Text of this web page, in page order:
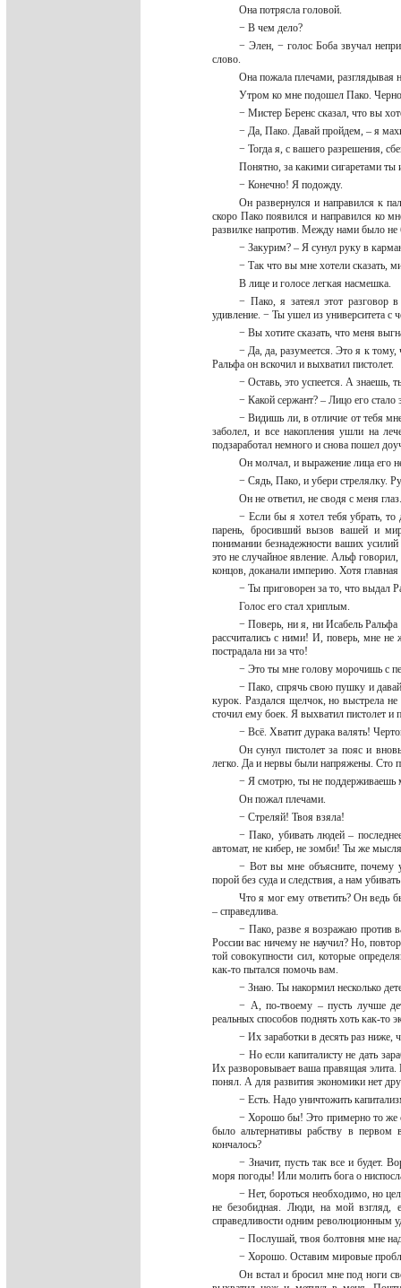
Она потрясла головой.
− В чем дело?
− Элен, − голос Боба звучал
слово.
Она пожала плечами,
Утром ко мне подошел Пако.
− Мистер Беренс сказал, что вы
− Да, Пако. Давай пройдем, – я
− Тогда я, с вашего разрешения,
Понятно, за какими сигаретами
− Конечно! Я подожду.
Он развернулся и направился к
скоро Пако появился и направился ко
развилке напротив. Между нами было
− Закурим? – Я сунул руку в
− Так что вы мне хотели сказать,
В лице и голосе легкая насмешка.
− Пако, я затеял этот разговор
удивление. − Ты ушел из университета с
− Вы хотите сказать, что меня
− Да, да, разумеется. Это я к
Ральфа он вскочил и выхватил пистолет.
− Оставь, это успеется. А знаешь,
− Какой сержант? – Лицо его
− Видишь ли, в отличие от тебя
заболел, и все накопления ушли на
подзаработал немного и снова пошел
Он молчал, и выражение лица его
− Сядь, Пако, и убери стрелялку.
Он не ответил, не сводя с меня
− Если бы я хотел тебя убрать,
парень, бросивший вызов вашей и
понимании безнадежности ваших
это не случайное явление. Альф
концов, доканали империю. Хотя
− Ты приговорен за то, что выдал
Голос его стал хриплым.
− Поверь, ни я, ни Исабель Ральфа
рассчитались с ними! И, поверь, мне не
пострадала ни за что!
− Это ты мне голову морочишь с
− Пако, спрячь свою пушку и давай
курок. Раздался щелчок, но выстрела
сточил ему боек. Я выхватил пистолет и
− Всё. Хватит дурака валять!
Он сунул пистолет за пояс и
легко. Да и нервы были напряжены. Сто
− Я смотрю, ты не поддерживаешь
Он пожал плечами.
− Стреляй! Твоя взяла!
− Пако, убивать людей –
автомат, не кибер, не зомби! Ты же
− Вот вы мне объясните, почему у
порой без суда и следствия, а нам
Что я мог ему ответить? Он ведь
– справедлива.
− Пако, разве я возражаю против
России вас ничему не научил? Но,
той совокупности сил, которые
как-то пытался помочь вам.
− Знаю. Ты накормил несколько
− А, по-твоему – пусть лучше
реальных способов поднять хоть как-
− Их заработки в десять раз
− Но если капиталисту не дать
Их разворовывает ваша правящая
понял. А для развития экономики нет
− Есть. Надо уничтожить
− Хорошо бы! Это примерно то же
было альтернативы рабству в
кончалось?
− Значит, пусть так все и будет.
моря погоды! Или молить бога о
− Нет, бороться необходимо, но
не безобидная. Люди, на мой взгляд,
справедливости одним революционным
− Послушай, твоя болтовня мне
− Хорошо. Оставим мировые
Он встал и бросил мне под ноги